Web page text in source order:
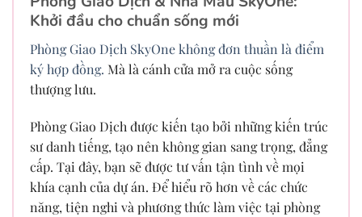
Khởi đầu cho chuẩn sống mới
Phòng Giao Dịch SkyOne không đơn thuần là điểm
ký hợp đồng. Mà là cánh cửa mở ra cuộc sống
thượng lưu.
Phòng Giao Dịch được kiến tạo bởi những kiến trúc
sư danh tiếng, tạo nên không gian sang trọng, đẳng
cấp. Tại đây, bạn sẽ được tư vấn tận tình về mọi
khía cạnh của dự án. Để hiểu rõ hơn về các chức
năng, tiện nghi và phương thức làm việc tại phòng